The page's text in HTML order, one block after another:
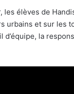
les élèves de
urbains et sur les
d’équipe, la